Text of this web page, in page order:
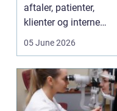
aftaler, patienter,
klienter og interne
arbejdsgange ét sted. I
05 June 2026